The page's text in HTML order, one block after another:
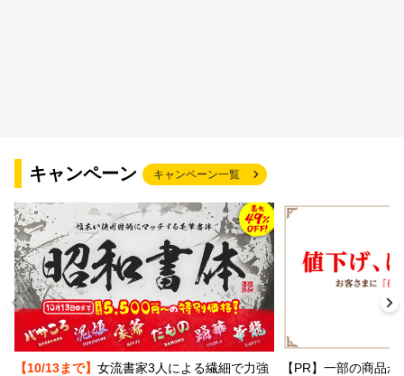
文字種類
価格帯
〜
リセット
キャンペーン キャンペーン一覧
【10/13まで】 女流書家3人による繊細で力強
【PR】一部の商品